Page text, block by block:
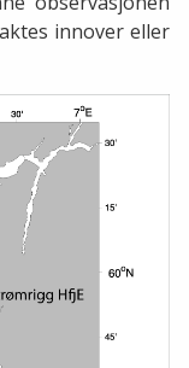
innover eller